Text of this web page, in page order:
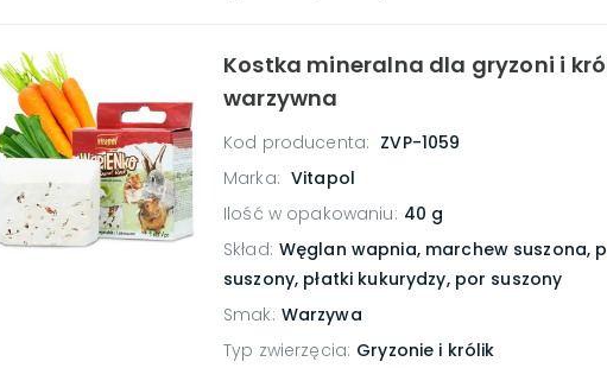
Kostka mineralna dla gryzoni i
warzywna
Kod producenta: ZVP-1059
Marka: Vitapol
Ilość w opakowaniu: 40 g
Skład: Węglan wapnia, marchew suszona,
suszony, płatki kukurydzy, por suszony
Smak: Warzywa
Typ zwierzęcia: Gryzonie i królik